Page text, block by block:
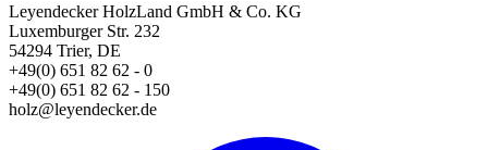
Leyendecker HolzLand GmbH & Co. KG
Luxemburger Str. 232
54294 Trier, DE
+49(0) 651 82 62 - 0
+49(0) 651 82 62 - 150
holz@leyendecker.de